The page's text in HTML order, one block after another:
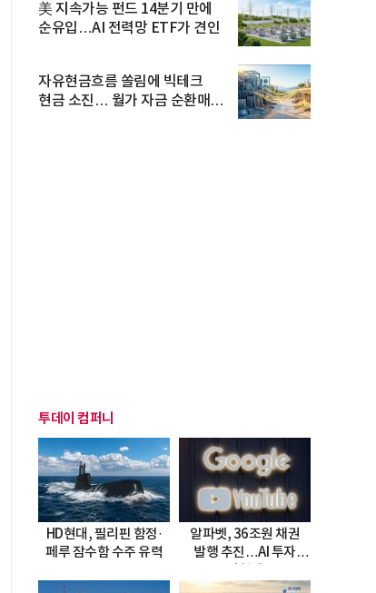
美 지속가능 펀드 14분기 만에
순유입…AI 전력망 ETF가 견인
자유현금흐름 쏠림에 빅테크
현금 소진… 월가 자금 순환매
투데이 컴퍼니
HD현대, 필리핀 함정·
페루 잠수함 수주 유력
알파벳, 36조원 채권
발행 추진…AI 투자